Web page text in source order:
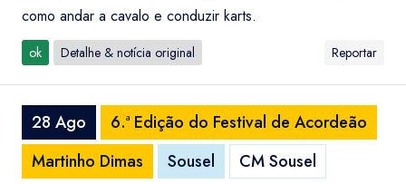
como andar a cavalo e conduzir karts.
ok Detalhe & notícia original Reportar
28 Ago
6.ª Edição do Festival de Acordeão
Martinho Dimas
Sousel CM Sousel